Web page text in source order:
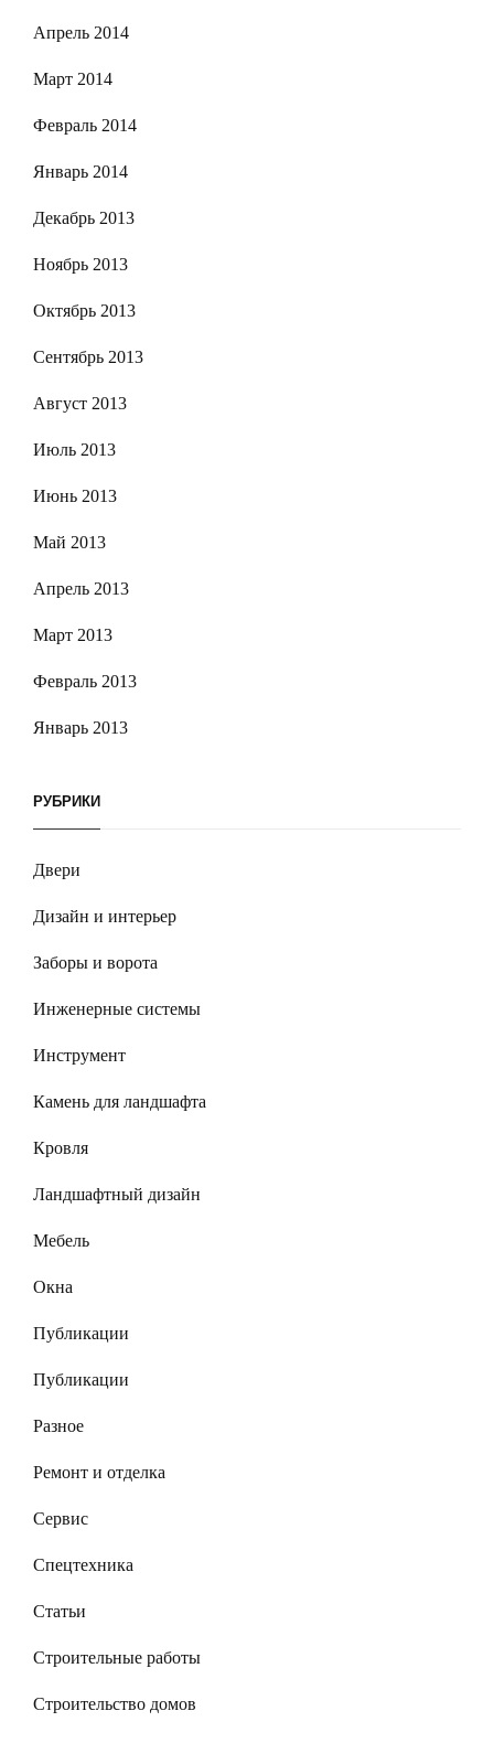
Апрель 2014
Март 2014
Февраль 2014
Январь 2014
Декабрь 2013
Ноябрь 2013
Октябрь 2013
Сентябрь 2013
Август 2013
Июль 2013
Июнь 2013
Май 2013
Апрель 2013
Март 2013
Февраль 2013
Январь 2013
РУБРИКИ
Двери
Дизайн и интерьер
Заборы и ворота
Инженерные системы
Инструмент
Камень для ландшафта
Кровля
Ландшафтный дизайн
Мебель
Окна
Публикации
Публикации
Разное
Ремонт и отделка
Сервис
Спецтехника
Статьи
Строительные работы
Строительство домов